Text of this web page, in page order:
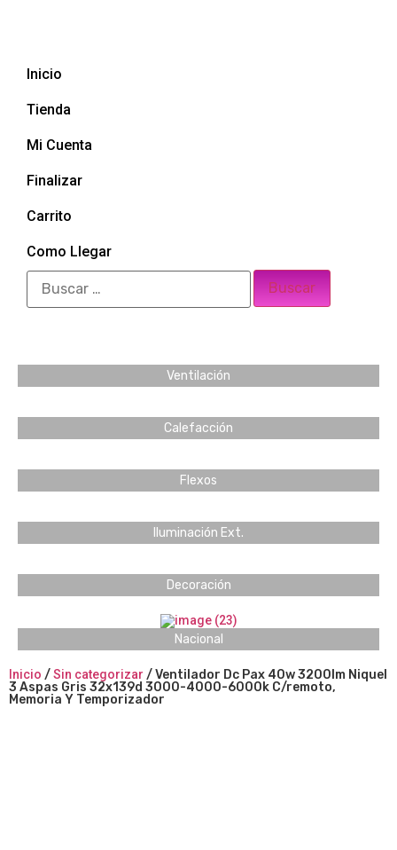
Inicio
Tienda
Mi Cuenta
Finalizar
Carrito
Como Llegar
Ventilación
Calefacción
Flexos
Iluminación Ext.
Decoración
Nacional
Inicio /Sin categorizar / Ventilador Dc Pax 40w 3200lm Niquel
3 Aspas Gris 32x139d 3000-4000-6000k C/remoto,
Memoria Y Temporizador